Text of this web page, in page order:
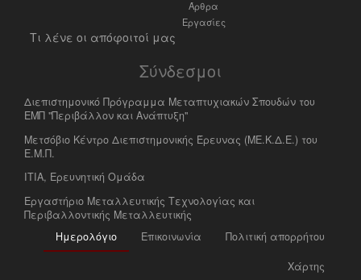
Άρθρα
Εργασίες
Τι λένε οι απόφοιτοί μας
Σύνδεσμοι
Διεπιστημονικό Πρόγραμμα Μεταπτυχιακών Σπουδών του
ΕΜΠ "Περιβάλλον και Ανάπτυξη"
Μετσόβιο Κέντρο Διεπιστημονικής Έρευνας (ΜΕ.Κ.Δ.Ε.) του
Ε.Μ.Π.
ΙΤΙΑ, Ερευνητική Ομάδα
Eργαστήριο Mεταλλευτικής Tεχνολογίας και
Περιβαλλοντικής Μεταλλευτικής
Πολιτική απορρήτου
Επικοινωνία
Ημερολόγιο
Χάρτης